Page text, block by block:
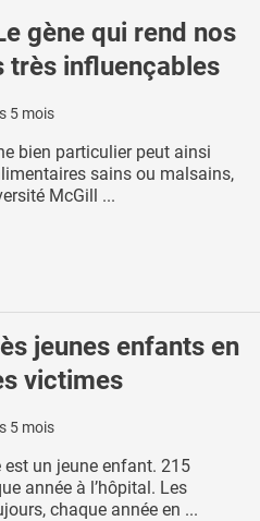
gène qui rend nos
très influençables
5 mois
bien particulier peut ainsi
sains ou malsains,
McGill ...
jeunes enfants en
victimes
5 mois
est un jeune enfant. 215
année à l’hôpital. Les
chaque année en ...